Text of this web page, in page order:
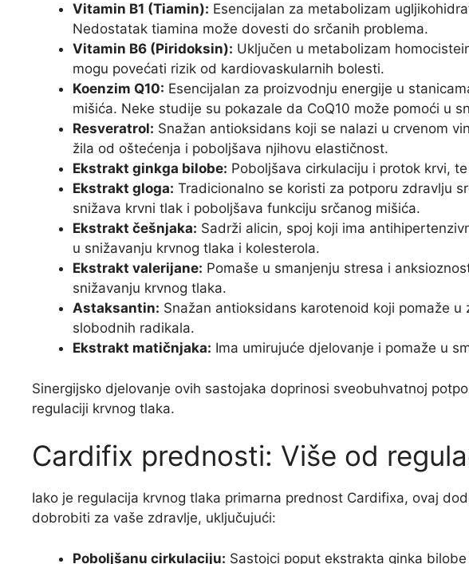
Vitamin B1 (Tiamin): Esencijalan za metabolizam
Nedostatak tiamina može dovesti do srčanih problema.
Vitamin B6 (Piridoksin): Uključen u metabolizam
mogu povećati rizik od kardiovaskularnih bolesti.
Koenzim Q10: Esencijalan za proizvodnju energije u
mišića. Neke studije su pokazale da CoQ10 može pomoći u
Resveratrol: Snažan antioksidans koji se nalazi u crvenom
žila od oštećenja i poboljšava njihovu elastičnost.
Ekstrakt ginkga bilobe: Poboljšava cirkulaciju i protok krvi,
Ekstrakt gloga: Tradicionalno se koristi za potporu zdravlju
snižava krvni tlak i poboljšava funkciju srčanog mišića.
Ekstrakt češnjaka: Sadrži alicin, spoj koji ima
u snižavanju krvnog tlaka i kolesterola.
Ekstrakt valerijane: Pomaše u smanjenju stresa i
snižavanju krvnog tlaka.
Astaksantin: Snažan antioksidans karotenoid koji pomaže
slobodnih radikala.
Ekstrakt matičnjaka: Ima umirujuće djelovanje i pomaže u
Sinergijsko djelovanje ovih sastojaka doprinosi sveobuhvatnoj
regulaciji krvnog tlaka.
Cardifix prednosti: Više od
Iako je regulacija krvnog tlaka primarna prednost Cardifixa, ovaj
dobrobiti za vaše zdravlje, uključujući:
Poboljšanu cirkulaciju: Sastojci poput ekstrakta ginka